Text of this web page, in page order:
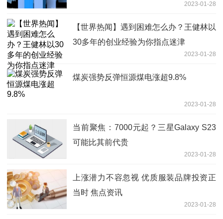
2023-01-28
【世界热闻】遇到困难怎么办？王健林以
30多年的创业经验为你指点迷津
2023-01-28
煤炭强势反弹恒源煤电涨超9.8%
2023-01-28
当前聚焦：7000元起？三星Galaxy S23
可能比其前代贵
2023-01-28
上涨潜力不容忽视 优质服装品牌投资正
当时 焦点资讯
2023-01-28